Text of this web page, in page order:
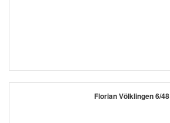
Florian Völklingen 6/48